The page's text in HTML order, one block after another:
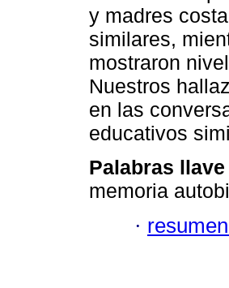
y madres
similares,
mostraron
Nuestros
en las
educativos
Palabras llave
memoria
·